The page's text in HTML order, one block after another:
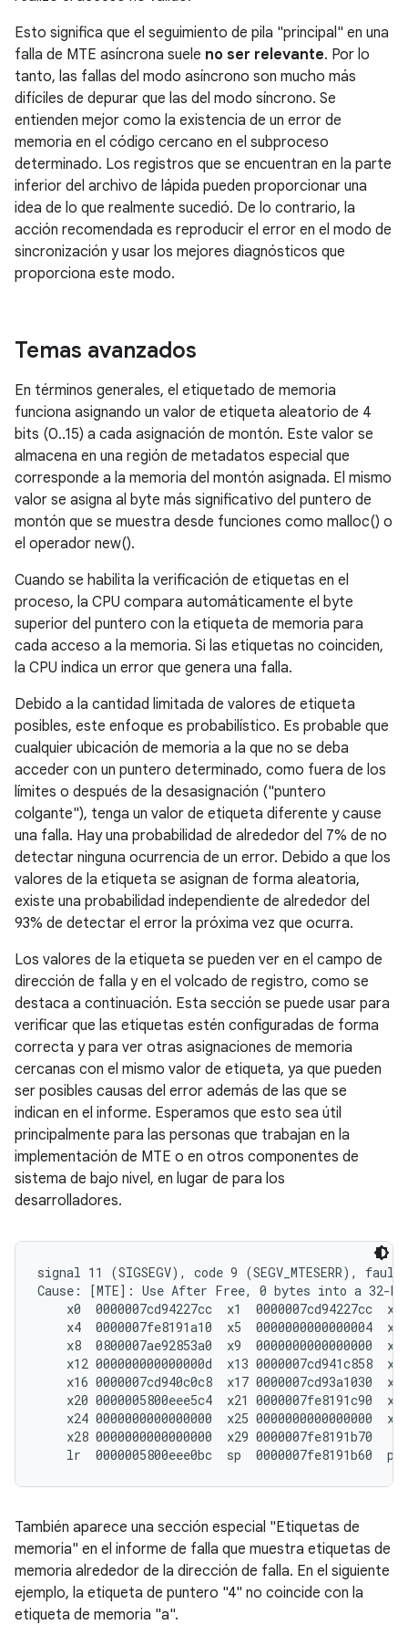
Esto significa que el seguimiento de pila "principal" en una
falla de MTE asíncrona suele no ser relevante. Por lo
tanto, las fallas del modo asíncrono son mucho más
difíciles de depurar que las del modo síncrono. Se
entienden mejor como la existencia de un error de
memoria en el código cercano en el subproceso
determinado. Los registros que se encuentran en la parte
inferior del archivo de lápida pueden proporcionar una
idea de lo que realmente sucedió. De lo contrario, la
acción recomendada es reproducir el error en el modo de
sincronización y usar los mejores diagnósticos que
proporciona este modo.
Temas avanzados
En términos generales, el etiquetado de memoria
funciona asignando un valor de etiqueta aleatorio de 4
bits (0..15) a cada asignación de montón. Este valor se
almacena en una región de metadatos especial que
corresponde a la memoria del montón asignada. El mismo
valor se asigna al byte más significativo del puntero de
montón que se muestra desde funciones como malloc() o
el operador new().
Cuando se habilita la verificación de etiquetas en el
proceso, la CPU compara automáticamente el byte
superior del puntero con la etiqueta de memoria para
cada acceso a la memoria. Si las etiquetas no coinciden,
la CPU indica un error que genera una falla.
Debido a la cantidad limitada de valores de etiqueta
posibles, este enfoque es probabilístico. Es probable que
cualquier ubicación de memoria a la que no se deba
acceder con un puntero determinado, como fuera de los
límites o después de la desasignación ("puntero
colgante"), tenga un valor de etiqueta diferente y cause
una falla. Hay una probabilidad de alrededor del 7% de no
detectar ninguna ocurrencia de un error. Debido a que los
valores de la etiqueta se asignan de forma aleatoria,
existe una probabilidad independiente de alrededor del
93% de detectar el error la próxima vez que ocurra.
Los valores de la etiqueta se pueden ver en el campo de
dirección de falla y en el volcado de registro, como se
destaca a continuación. Esta sección se puede usar para
verificar que las etiquetas estén configuradas de forma
correcta y para ver otras asignaciones de memoria
cercanas con el mismo valor de etiqueta, ya que pueden
ser posibles causas del error además de las que se
indican en el informe. Esperamos que esto sea útil
principalmente para las personas que trabajan en la
implementación de MTE o en otros componentes de
sistema de bajo nivel, en lugar de para los
desarrolladores.
signal 11 (SIGSEGV), code 9 (SEGV_MTESERR),
Cause: [MTE]: Use After Free, 0 bytes into a 32-
x0  0000007cd94227cc  x1  0000007cd94227cc
x4  0000007fe8191a10  x5  0000000000000004
    x8
0800007ae92853a0  x9  0000000000000000
x12 000000000000000d  x13 0000007cd941c858
x16 0000007cd940c0c8  x17 0000007cd93a1030
x20 0000005800eee5c4  x21 0000007fe8191c90
x24 0000000000000000  x25 0000000000000000
    x28 0000000000000000  x29 0000007fe8191b70
lr  0000005800eee0bc  sp  0000007fe8191b60
También aparece una sección especial "Etiquetas de
memoria" en el informe de falla que muestra etiquetas de
memoria alrededor de la dirección de falla. En el siguiente
ejemplo, la etiqueta de puntero "4" no coincide con la
etiqueta de memoria "a".